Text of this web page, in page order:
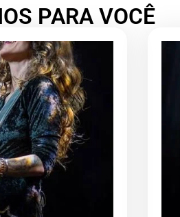
PARA VOCÊ